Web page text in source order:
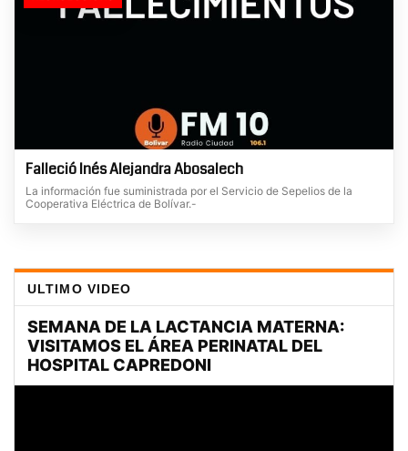
Falleció Inés Alejandra Abosalech
La información fue suministrada por el Servicio de Sepelios de la
Cooperativa Eléctrica de Bolívar.-
ULTIMO VIDEO